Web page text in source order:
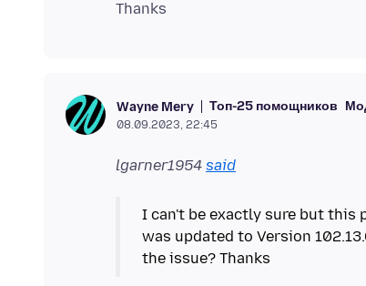
Wayne Mery Топ-25 помощников
08.09.2023, 22:45
lgarner1954 said
I can't be exactly sure but this
was updated to Version